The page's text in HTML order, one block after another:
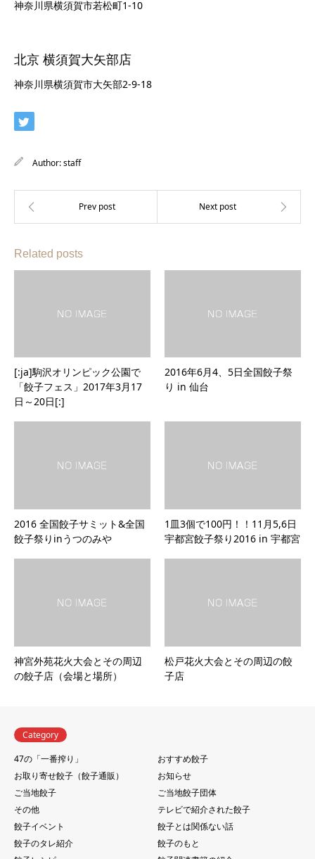
神奈川県横須賀市若松町1-10
北京 横須賀大矢部店
神奈川県横須賀市大矢部2-9-18
Author:staff
Related posts
[:ja]駒沢オリンピック公園で
「餃子フェス」2017年3月17
日～20日[:]
2016年6月4、5日全国餃子祭
り in 仙台
2016 全国餃子サミット&全国
餃子祭りinうつのみや
1皿3個で100円！！11月5,6日
宇都宮餃子祭り2016 in 宇都宮
神宮外苑花火大会とその周辺
の餃子店（会場と場所）
松戸花火大会とその周辺の餃
子店
Category
47の「一番搾り」
おすすめ餃子
お取り寄せ餃子（餃子通販）
お知らせ
ご当地餃子
ご当地餃子団体
その他
テレビで紹介された餃子
餃子イベント
餃子とは関係ない話
餃子のタレ紹介
餃子のもと